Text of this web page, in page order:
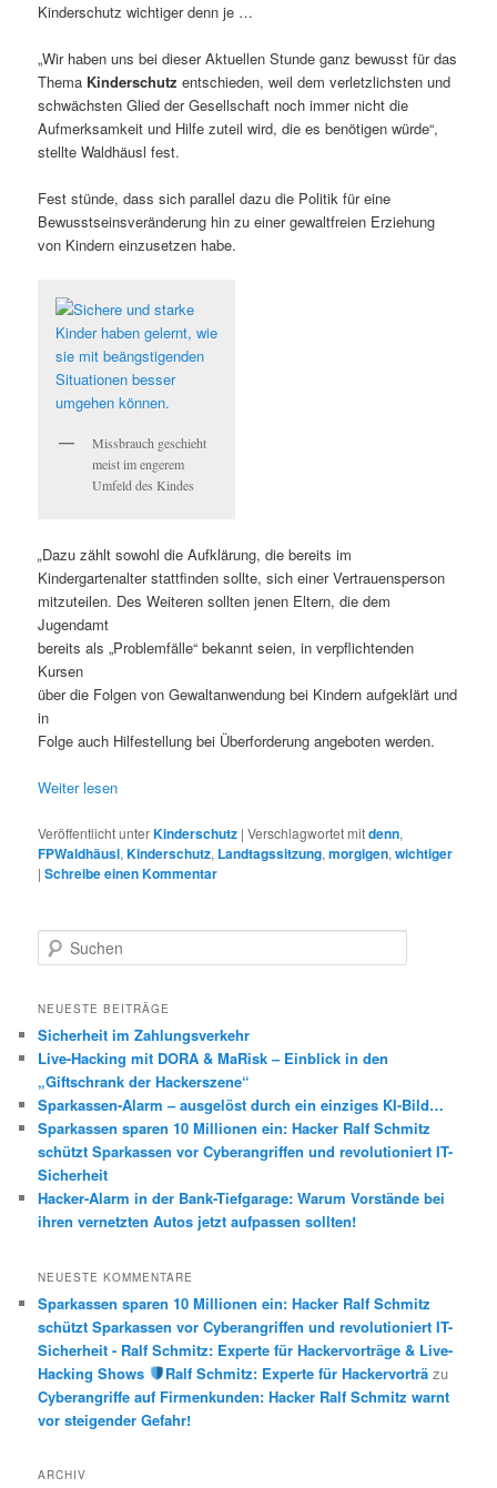
Kinderschutz wichtiger denn je …
„Wir haben uns bei dieser Aktuellen Stunde ganz bewusst für das
Thema Kinderschutz entschieden, weil dem verletzlichsten und
schwächsten Glied der Gesellschaft noch immer nicht die
Aufmerksamkeit und Hilfe zuteil wird, die es benötigen würde“,
stellte Waldhäusl fest.
Fest stünde, dass sich parallel dazu die Politik für eine
Bewusstseinsveränderung hin zu einer gewaltfreien Erziehung
von Kindern einzusetzen habe.
Missbrauch geschieht
meist im engerem
Umfeld des Kindes
„Dazu zählt sowohl die Aufklärung, die bereits im
Kindergartenalter stattfinden sollte, sich einer Vertrauensperson
mitzuteilen. Des Weiteren sollten jenen Eltern, die dem
Jugendamt
bereits als „Problemfälle“ bekannt seien, in verpflichtenden
Kursen
über die Folgen von Gewaltanwendung bei Kindern aufgeklärt und
in
Folge auch Hilfestellung bei Überforderung angeboten werden.
Weiter lesen
Veröffentlicht unterKinderschutz |Verschlagwortet mitdenn,
FPWaldhäusl,Kinderschutz, Landtagssitzung,morgigen,wichtiger
|Schreibe einen Kommentar
u
h
n
NEUESTE BEITRÄGE
Sicherheit im Zahlungsverkehr
Live-Hacking mit DORA & MaRisk – Einblick in den
„Giftschrank der Hackerszene“
Sparkassen-Alarm – ausgelöst durch ein einziges KI-Bild…
Sparkassen sparen 10 Millionen ein: Hacker Ralf Schmitz
schützt Sparkassen vor Cyberangriffen und revolutioniert IT-
Sicherheit
Hacker-Alarm in der Bank-Tiefgarage: Warum Vorstände bei
ihren vernetzten Autos jetzt aufpassen sollten!
NEUESTE KOMMENTARE
Sparkassen sparen 10 Millionen ein: Hacker Ralf Schmitz
schützt Sparkassen vor Cyberangriffen und revolutioniert IT-
Sicherheit - Ralf Schmitz: Experte für Hackervorträge & Live-
Hacking Shows
Ralf Schmitz: Experte für Hackervorträzu
Cyberangriffe auf Firmenkunden: Hacker Ralf Schmitz warnt
vor steigender Gefahr!
ARCHIV